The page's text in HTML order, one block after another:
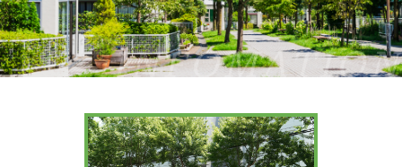
INFOMATION
ABOUT
CONIQ